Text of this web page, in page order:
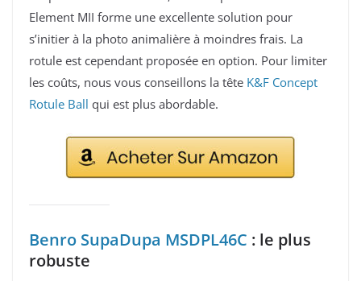
Element MII forme une excellente solution pour
s’initier à la photo animalière à moindres frais. La
rotule est cependant proposée en option. Pour limiter
les coûts, nous vous conseillons la tête K&F Concept
Rotule Ball qui est plus abordable.
Benro SupaDupa MSDPL46C : le plus
robuste